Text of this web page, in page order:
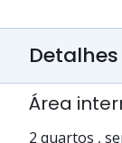
Área
2 quartos ,